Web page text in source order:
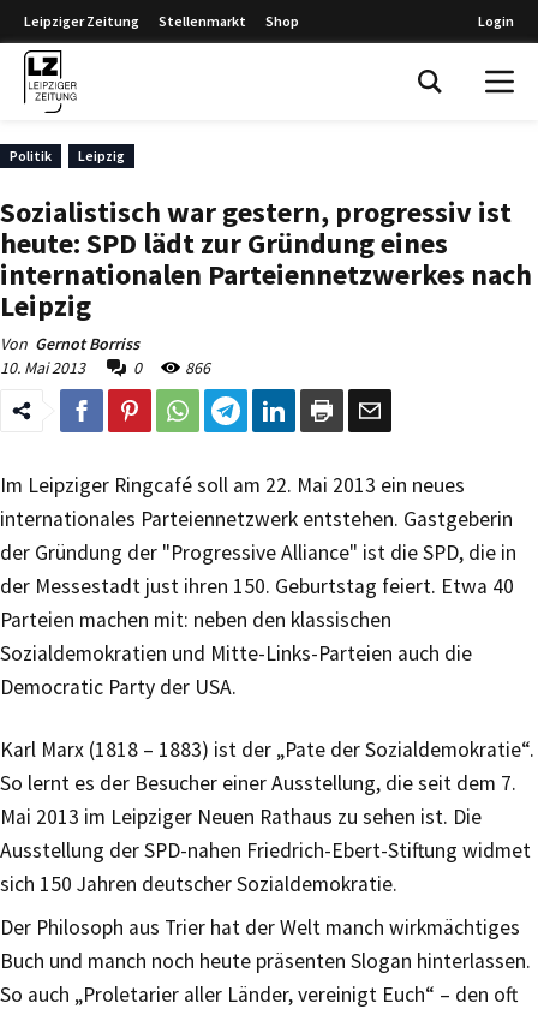
Leipziger Zeitung Stellenmarkt Shop Login
Politik Leipzig
Sozialistisch war gestern, progressiv ist
heute: SPD lädt zur Gründung eines
internationalen Parteiennetzwerkes nach
Leipzig
Von Gernot Borriss
10. Mai 2013
0 866
Im Leipziger Ringcafé soll am 22. Mai 2013 ein neues
internationales Parteiennetzwerk entstehen. Gastgeberin
der Gründung der "Progressive Alliance" ist die SPD, die in
der Messestadt just ihren 150. Geburtstag feiert. Etwa 40
Parteien machen mit: neben den klassischen
Sozialdemokratien und Mitte-Links-Parteien auch die
Democratic Party der USA.
Karl Marx (1818 – 1883) ist der „Pate der Sozialdemokratie“.
So lernt es der Besucher einer Ausstellung, die seit dem 7.
Mai 2013 im Leipziger Neuen Rathaus zu sehen ist. Die
Ausstellung der SPD-nahen Friedrich-Ebert-Stiftung widmet
sich 150 Jahren deutscher Sozialdemokratie.
Der Philosoph aus Trier hat der Welt manch wirkmächtiges
Buch und manch noch heute präsenten Slogan hinterlassen.
So auch „Proletarier aller Länder, vereinigt Euch“ – den oft